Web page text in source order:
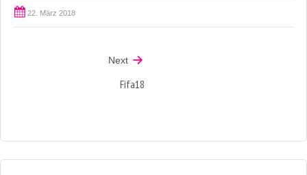
22. März 2018
Next
Fifa18